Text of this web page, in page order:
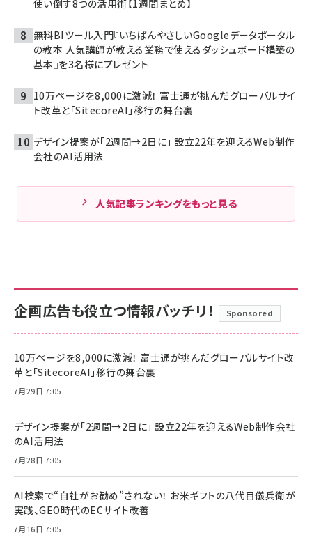
使い倒す8つの活用術【1週間まとめ】
無料BIツール入門『いちばんやさしいGoogleデータポータル
の教本 人気講師が教える業務で使えるダッシュボード構築の
基本』を3名様にプレゼント
10万ページを8,000に激減！ 富士通が挑んだグローバルサイ
ト改革と「SitecoreAI」移行の舞台裏
デザイン提案が「2週間→2日に」 設立22年を迎えるWeb制作
会社のAI活用法
人気記事ランキングをもっと見る
企画広告も役立つ情報バッチリ！ Sponsored
10万ページを8,000に激減！ 富士通が挑んだグローバルサイト改
革と「SitecoreAI」移行の舞台裏
7月29日 7:05
デザイン提案が「2週間→2日に」 設立22年を迎えるWeb制作会社
のAI活用法
7月28日 7:05
AI検索で“自社がお勧め”されない！ お米ギフトの八代目儀兵衛が
実践、GEO時代のECサイト改善
7月16日 7:05